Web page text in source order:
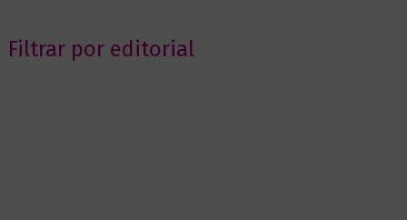
Filtrar por editorial